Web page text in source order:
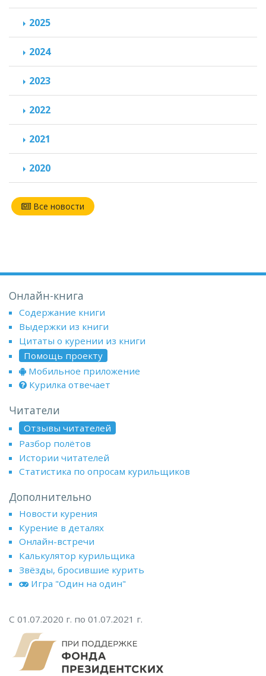
2025
2024
2023
2022
2021
2020
Все новости
Онлайн-книга
Содержание книги
Выдержки из книги
Цитаты о курении из книги
Помощь проекту
Мобильное приложение
Курилка отвечает
Читатели
Отзывы читателей
Разбор полётов
Истории читателей
Статистика по опросам курильщиков
Дополнительно
Новости курения
Курение в деталях
Онлайн-встречи
Калькулятор курильщика
Звёзды, бросившие курить
Игра "Один на один"
С 01.07.2020 г. по 01.07.2021 г.